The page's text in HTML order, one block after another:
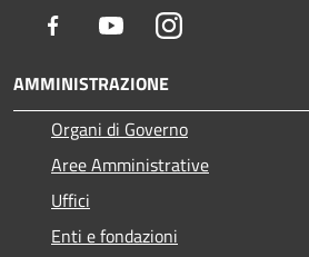
Facebook YoutubeInstagram
AMMINISTRAZIONE
Organi di Governo
Aree Amministrative
Uffici
Enti e fondazioni